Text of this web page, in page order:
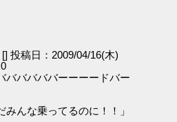
[] 投稿日：2009/04/16(木)
バババババーーーードバー
んな乗ってるのに！！」